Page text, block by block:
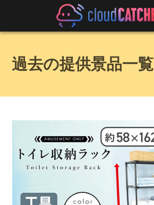
過去の提供景品一覧